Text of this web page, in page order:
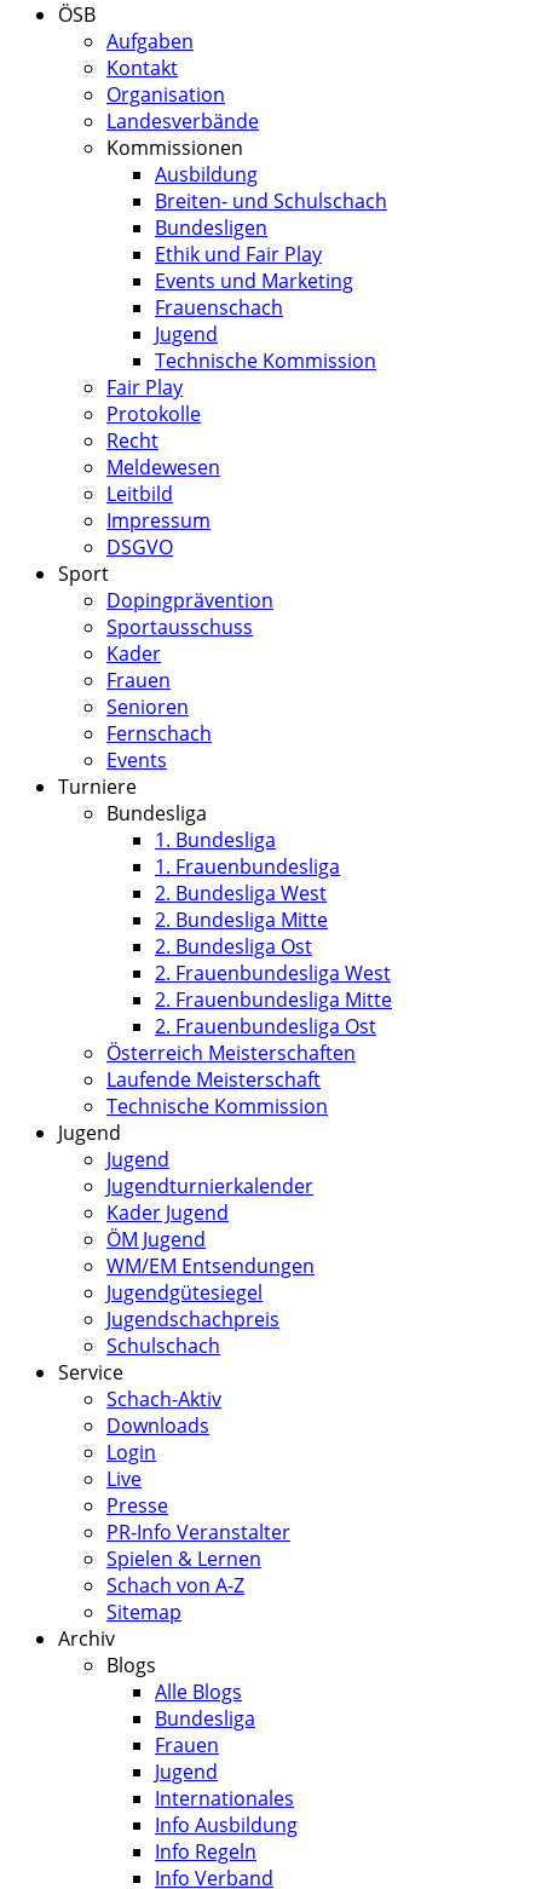
ÖSB
Aufgaben
Kontakt
Organisation
Landesverbände
Kommissionen
Ausbildung
Breiten- und Schulschach
Bundesligen
Ethik und Fair Play
Events und Marketing
Frauenschach
Jugend
Technische Kommission
Fair Play
Protokolle
Recht
Meldewesen
Leitbild
Impressum
DSGVO
Sport
Dopingprävention
Sportausschuss
Kader
Frauen
Senioren
Fernschach
Events
Turniere
Bundesliga
1. Bundesliga
1. Frauenbundesliga
2. Bundesliga West
2. Bundesliga Mitte
2. Bundesliga Ost
2. Frauenbundesliga West
2. Frauenbundesliga Mitte
2. Frauenbundesliga Ost
Österreich Meisterschaften
Laufende Meisterschaft
Technische Kommission
Jugend
Jugend
Jugendturnierkalender
Kader Jugend
ÖM Jugend
WM/EM Entsendungen
Jugendgütesiegel
Jugendschachpreis
Schulschach
Service
Schach-Aktiv
Downloads
Login
Live
Presse
PR-Info Veranstalter
Spielen & Lernen
Schach von A-Z
Sitemap
Archiv
Blogs
Alle Blogs
Bundesliga
Frauen
Jugend
Internationales
Info Ausbildung
Info Regeln
Info Verband